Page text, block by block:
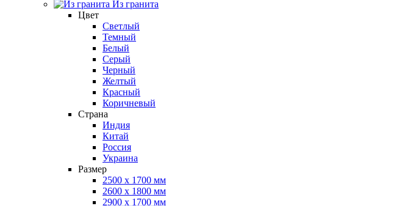
Из гранита
Цвет
Светлый
Темный
Белый
Серый
Черный
Желтый
Красный
Коричневый
Страна
Индия
Китай
Россия
Украина
Размер
2500 x 1700 мм
2600 x 1800 мм
2900 x 1700 мм